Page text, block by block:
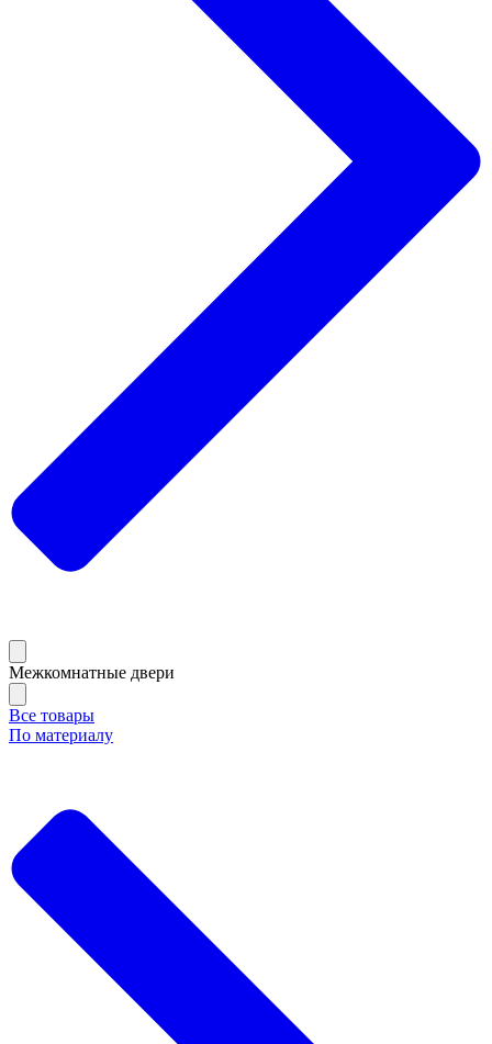
Межкомнатные двери
Все товары
По материалу